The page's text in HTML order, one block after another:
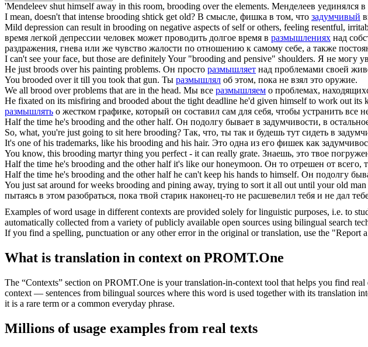
'Mendeleev shut himself away in this room, brooding over the elements. Менделеев уединялся в
I mean, doesn't that intense brooding shtick get old? В смысле, фишка в том, что задумчивый
Mild depression can result in brooding on negative aspects of self or others, feeling resentful,
время легкой депрессии человек может проводить долгое время в размышлениях над
раздражения, гнева или же чувство жалости по отношению к самому себе, а также
I can't see your face, but those are definitely Your "brooding and pensive" shoulders. Я не могу
He just broods over his painting problems. Он просто размышляет над проблемами своей
You brooded over it till you took that gun. Ты размышлял об этом, пока не взял это оружие.
We all brood over problems that are in the head. Мы все размышляем о проблемах,
He fixated on its misfiring and brooded about the tight deadline he'd given himself to work out its
размышлять о жестком графике, который он составил сам для себя, чтобы устранить все
Half the time he's brooding and the other half. Он подолгу бывает в задумчивости, в
So, what, you're just going to sit here brooding? Так, что, ты так и будешь тут сидеть в
It's one of his trademarks, like his brooding and his hair. Это одна из его фишек как
You know, this brooding martyr thing you perfect - it can really grate. Знаешь, это твое
Half the time he's brooding and the other half it's like our honeymoon. Он то отрешен от всего,
Half the time he's brooding and the other half he can't keep his hands to himself. Он подолгу
You just sat around for weeks brooding and pining away, trying to sort it all out until your old
пытаясь в этом разобраться, пока твой старик наконец-то не расшевелил тебя и не дал
Examples of word usage in different contexts are provided solely for linguistic purposes, i.e. to
automatically collected from a variety of publicly available open sources using bilingual search
If you find a spelling, punctuation or any other error in the original or translation, use the "Report
What is translation in context on PROMT.One
The “Contexts” section on PROMT.One is your translation-in-context tool that helps you find
context — sentences from bilingual sources where this word is used together with its translation
it is a rare term or a common everyday phrase.
Millions of usage examples from real texts